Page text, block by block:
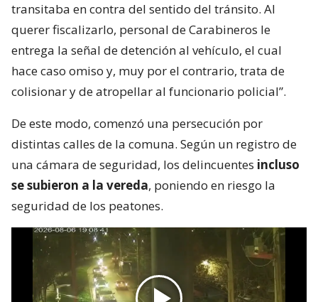
transitaba en contra del sentido del tránsito. Al
querer fiscalizarlo, personal de Carabineros le
entrega la señal de detención al vehículo, el cual
hace caso omiso y, muy por el contrario, trata de
colisionar y de atropellar al funcionario policial”.
De este modo, comenzó una persecución por
distintas calles de la comuna. Según un registro de
una cámara de seguridad, los delincuentes incluso
se subieron a la vereda, poniendo en riesgo la
seguridad de los peatones.